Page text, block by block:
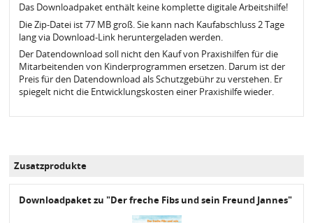
Das Downloadpaket enthält keine komplette digitale Arbeitshilfe!
Die Zip-Datei ist 77 MB groß. Sie kann nach Kaufabschluss 2 Tage
lang via Download-Link heruntergeladen werden.
Der Datendownload soll nicht den Kauf von Praxishilfen für die
Mitarbeitenden von Kinderprogrammen ersetzen. Darum ist der
Preis für den Datendownload als Schutzgebühr zu verstehen. Er
spiegelt nicht die Entwicklungskosten einer Praxishilfe wieder.
Zusatzprodukte
Downloadpaket zu "Der freche Fibs und sein Freund Jannes"